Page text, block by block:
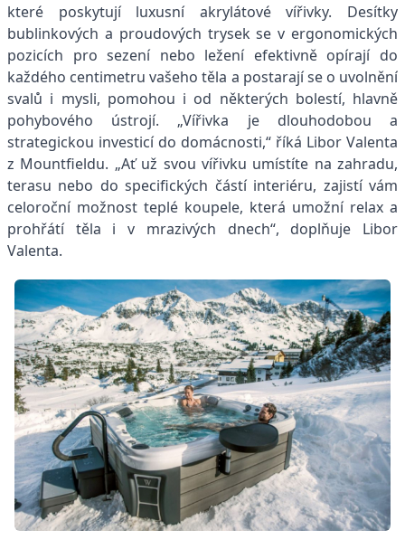
které poskytují luxusní akrylátové vířivky. Desítky
bublinkových a proudových trysek se v ergonomických
pozicích pro sezení nebo ležení efektivně opírají do
každého centimetru vašeho těla a postarají se o uvolnění
svalů i mysli, pomohou i od některých bolestí, hlavně
pohybového ústrojí. „Vířivka je dlouhodobou a
strategickou investicí do domácnosti,“ říká Libor Valenta
z Mountfieldu. „Ať už svou vířivku umístíte na zahradu,
terasu nebo do specifických částí interiéru, zajistí vám
celoroční možnost teplé koupele, která umožní relax a
prohřátí těla i v mrazivých dnech“, doplňuje Libor
Valenta.